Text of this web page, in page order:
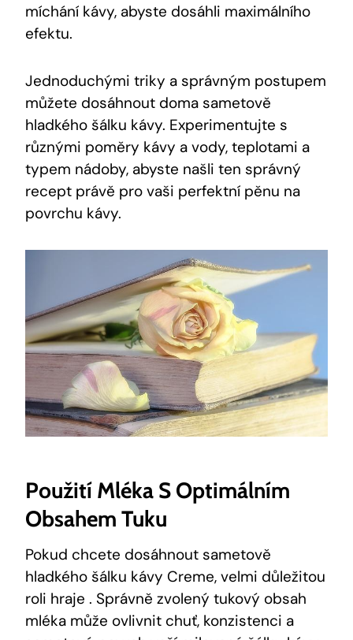
míchání kávy, abyste dosáhli maximálního
efektu.
Jednoduchými triky a správným postupem
můžete dosáhnout doma sametově
hladkého šálku kávy. Experimentujte s
různými poměry kávy a vody, teplotami a
typem nádoby, abyste našli ten správný
recept právě pro vaši perfektní pěnu na
povrchu kávy.
Použití Mléka S Optimálním
Obsahem Tuku
Pokud chcete dosáhnout sametově
hladkého šálku kávy Creme, velmi důležitou
roli hraje . Správně zvolený tukový obsah
mléka může ovlivnit chuť, konzistenci a